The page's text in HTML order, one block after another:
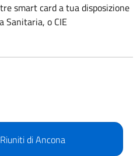
smart card a tua disposizione
Sanitaria, o CIE
di Ancona